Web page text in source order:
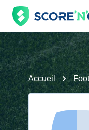
Accueil